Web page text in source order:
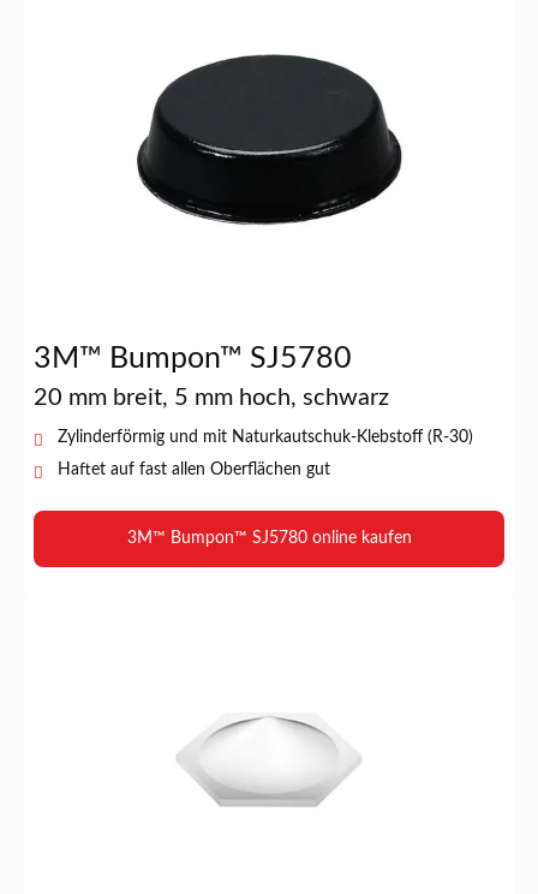
3M™ Bumpon™ SJ5780
20 mm breit, 5 mm hoch, schwarz
Zylinderförmig und mit Naturkautschuk-Klebstoff (R-30)
Haftet auf fast allen Oberflächen gut
3M™ Bumpon™ SJ5780 online kaufen